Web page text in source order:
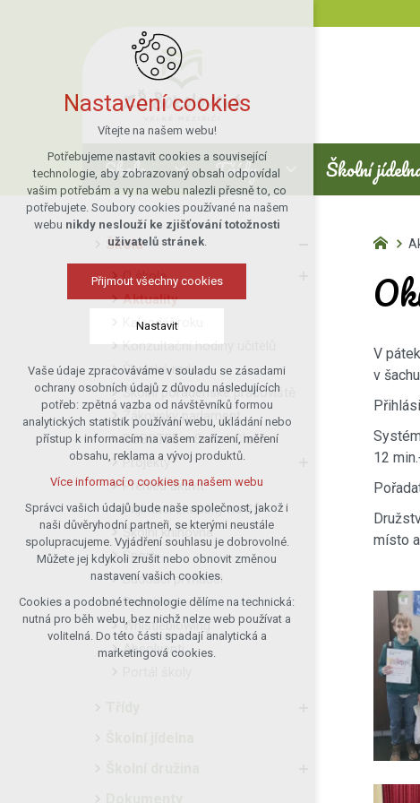
Škola Třídy Školní
Škola
O škole
Aktuality
Kalendář roku
Konzultační hodiny učitelů
Školská rada
Školní poradenské pracoviště
Žákovský parlament
ROBOTEL – Smart Class
Projekty
Přehled aktivit
Přijímací zkoušky na SŠ
Školní knihovna
Sport
Budoucí prvňáčci
Pronájmy
Whistleblowing
Absolventi
V
v
12
místo
Nastavení cookies
Vítejte na našem webu!
Potřebujeme nastavit cookies a související
technologie, aby zobrazovaný obsah odpovídal
vašim potřebám a vy na webu nalezli přesně to, co
potřebujete. Soubory cookies používané na našem
webu nikdy neslouží ke zjišťování totožnosti
uživatelů stránek.
Přijmout všechny cookies
Nastavit
Technická cookies
nutná pro provozování webu
udržení kontextu stránek (session):
případná přihlášení, volby jazyka, apod.
Volitelná cookies
analytická pro anonymizované
vyhodnocení návštěvnosti
marketingová cookies (Google)
Více informací o cookies na našem webu
Přijmout všechny cookies
Odmítnout vše
Vaše údaje zpracováváme v souladu se zásadami
ochrany osobních údajů z důvodu následujících
potřeb: zpětná vazba od návštěvníků formou
analytických statistik používání webu, ukládání nebo
přístup k informacím na vašem zařízení, měření
obsahu, reklama a vývoj produktů.
Více informací o cookies na našem webu
Správci vašich údajů bude naše společnost, jakož i
naši důvěryhodní partneři, se kterými neustále
spolupracujeme. Vyjádření souhlasu je dobrovolné.
Můžete jej kdykoli zrušit nebo obnovit změnou
nastavení vašich cookies.
Cookies a podobné technologie dělíme na technická:
nutná pro běh webu, bez nichž nelze web používat a
volitelná. Do této části spadají analytická a
marketingová cookies.